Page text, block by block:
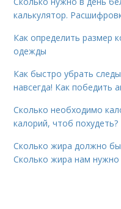
калькулятор.
Как определить размер
одежды
Как быстро убрать
навсегда! Как победить
Сколько необходимо
калорий, чтоб похудеть?
Сколько жира должно
Сколько жира нам